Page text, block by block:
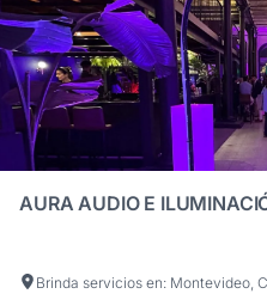
AURA AUDIO E
Brinda servicios en: Montevideo,